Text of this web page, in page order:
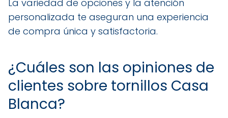
La variedad de opciones y la atención
personalizada te aseguran una experiencia
de compra única y satisfactoria.
¿Cuáles son las opiniones de
clientes sobre tornillos Casa
Blanca?